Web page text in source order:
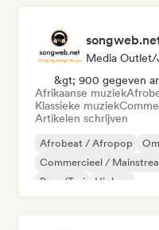
Media Outlet/
&gt; 900 gegeven
Afrikaanse muziek
Klassieke muziek
Artikelen schrijven
Afrobeat / Afropop
Commercieel /
Boor/Trui
Hiphop